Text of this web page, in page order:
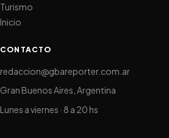
Turismo
Inicio
CONTACTO
redaccion@gbareporter.com.ar
Gran Buenos Aires, Argentina
Lunes a viernes · 8 a 20 hs